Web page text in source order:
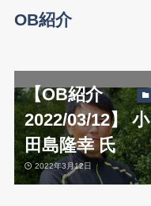
OB紹介
【OB紹介
2022/03/12】 小
田島隆幸 氏
2022年3月12日